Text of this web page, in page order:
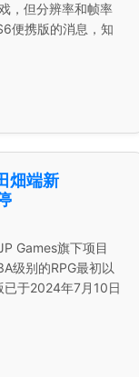
，但分辨率和帧率
便携版的消息，知
畑端新
Games旗下项目
级别的RPG最初以
已于2024年7月10日